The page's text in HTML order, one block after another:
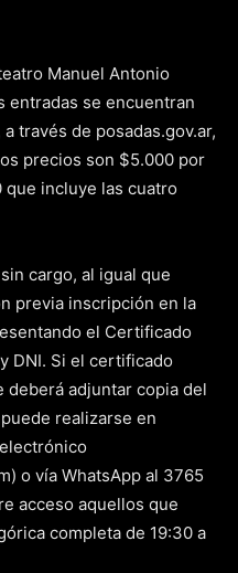
Manuel Antonio
entradas se encuentran
través de posadas.gov.ar,
precios son $5.000 por
que incluye las cuatro
cargo, al igual que
previa inscripción en la
el Certificado
DNI. Si el certificado
deberá adjuntar copia del
realizarse en
o vía WhatsApp al 3765
acceso aquellos que
completa de 19:30 a